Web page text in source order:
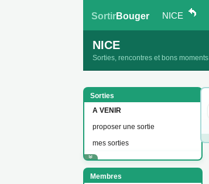
SortirBouger NICE
NICE
Sorties, rencontres et bons moments
Sorties
A VENIR
proposer une sortie
mes sorties
Membres